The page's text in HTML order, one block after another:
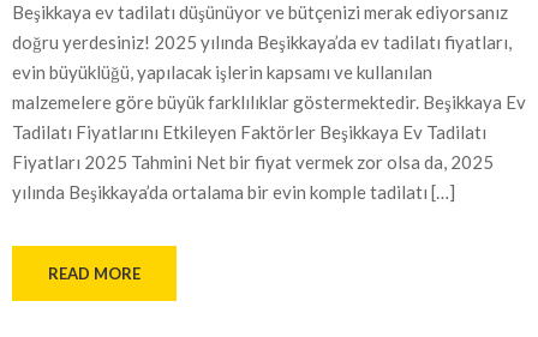
Beşikkaya ev tadilatı düşünüyor ve bütçenizi merak ediyorsanız
doğru yerdesiniz! 2025 yılında Beşikkaya’da ev tadilatı fiyatları,
evin büyüklüğü, yapılacak işlerin kapsamı ve kullanılan
malzemelere göre büyük farklılıklar göstermektedir. Beşikkaya Ev
Tadilatı Fiyatlarını Etkileyen Faktörler Beşikkaya Ev Tadilatı
Fiyatları 2025 Tahmini Net bir fiyat vermek zor olsa da, 2025
yılında Beşikkaya’da ortalama bir evin komple tadilatı […]
READ MORE